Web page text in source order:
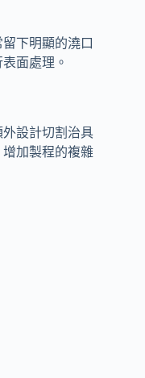
下明顯的澆口
面處理。
設計切割治具
加製程的複雜